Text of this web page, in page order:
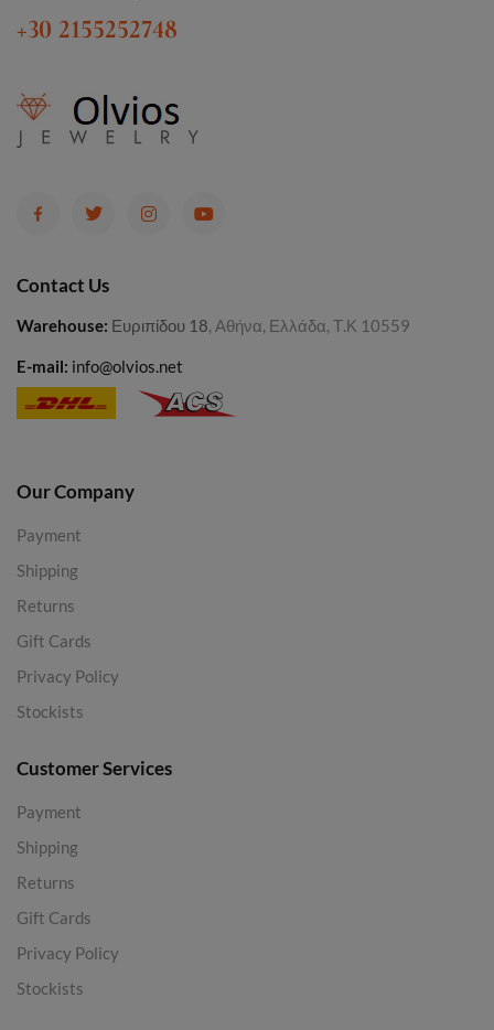
+30 2155252748
Contact Us
Warehouse: Ευριπίδου 18, Αθήνα, Ελλάδα, Τ.Κ 10559
E-mail: info@olvios.net
Our Company
Payment
Shipping
Returns
Gift Cards
Privacy Policy
Stockists
Customer Services
Payment
Shipping
Returns
Gift Cards
Privacy Policy
Stockists